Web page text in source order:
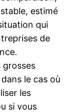
estimé
qui
de
grosses
le cas où
les
si vous